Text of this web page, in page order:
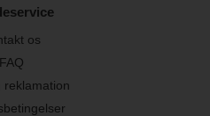
os
FAQ
reklamation